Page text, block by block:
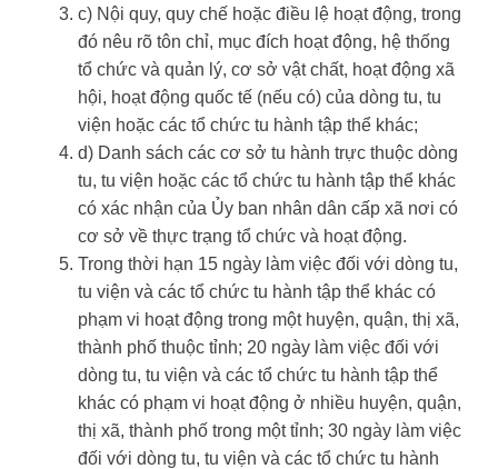
c) Nội quy, quy chế hoặc điều lệ hoạt động, trong
đó nêu rõ tôn chỉ, mục đích hoạt động, hệ thống
tổ chức và quản lý, cơ sở vật chất, hoạt động xã
hội, hoạt động quốc tế (nếu có) của dòng tu, tu
viện hoặc các tổ chức tu hành tập thể khác;
d) Danh sách các cơ sở tu hành trực thuộc dòng
tu, tu viện hoặc các tổ chức tu hành tập thể khác
có xác nhận của Ủy ban nhân dân cấp xã nơi có
cơ sở về thực trạng tổ chức và hoạt động.
Trong thời hạn 15 ngày làm việc đối với dòng tu,
tu viện và các tổ chức tu hành tập thể khác có
phạm vi hoạt động trong một huyện, quận, thị xã,
thành phố thuộc tỉnh; 20 ngày làm việc đối với
dòng tu, tu viện và các tổ chức tu hành tập thể
khác có phạm vi hoạt động ở nhiều huyện, quận,
thị xã, thành phố trong một tỉnh; 30 ngày làm việc
đối với dòng tu, tu viện và các tổ chức tu hành